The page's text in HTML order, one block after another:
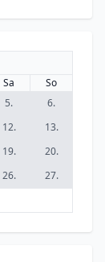
Sa
So
5.
6.
12.
13.
19.
20.
26.
27.